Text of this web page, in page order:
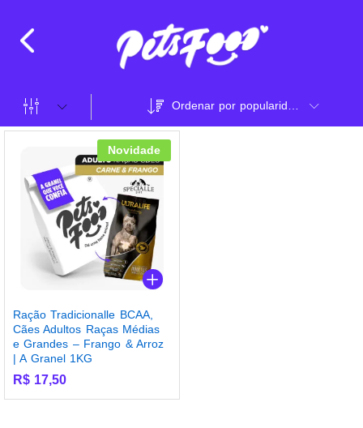
Novidade
Ração Tradicionalle BCAA,
Cães Adultos Raças Médias
e Grandes – Frango & Arroz
| A Granel 1KG
R$ 17,50